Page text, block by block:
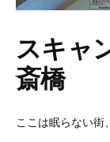
スキャ
斎橋
ここは眠らない街、